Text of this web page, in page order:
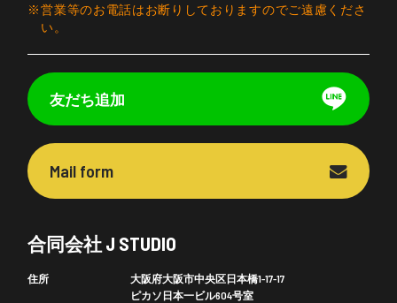
営業等のお電話はお断りしておりますのでご遠慮くださ
い。
友だち追加
Mail form
合同会社 J STUDIO
住所
大阪府大阪市中央区日本橋1-17-17
ピカソ日本一ビル604号室